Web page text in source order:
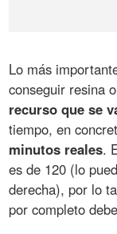
Lo más
conseguir resina
recurso que se
tiempo, en
minutos reales.
es de 120 (lo
derecha), por lo
por completo